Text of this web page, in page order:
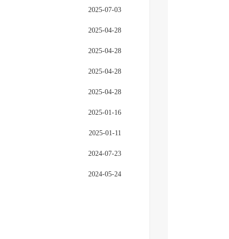
2025-07-03
2025-04-28
2025-04-28
2025-04-28
2025-04-28
2025-01-16
2025-01-11
2024-07-23
2024-05-24